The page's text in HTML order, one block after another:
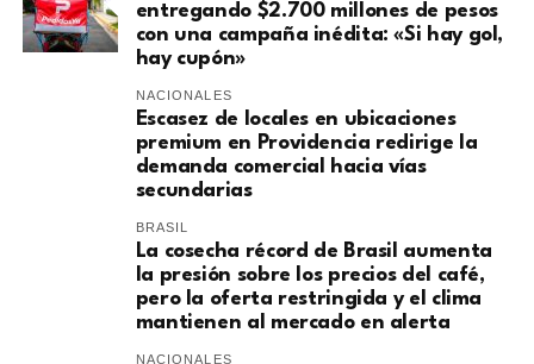
entregando $2.700 millones de pesos
con una campaña inédita: «Si hay gol,
hay cupón»
NACIONALES
Escasez de locales en ubicaciones
premium en Providencia redirige la
demanda comercial hacia vías
secundarias
BRASIL
La cosecha récord de Brasil aumenta
la presión sobre los precios del café,
pero la oferta restringida y el clima
mantienen al mercado en alerta
NACIONALES